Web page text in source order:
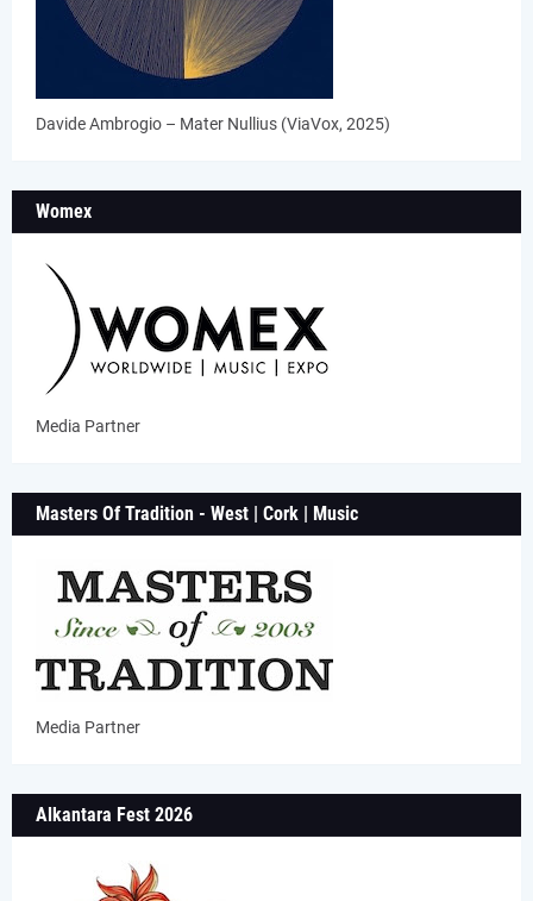
Davide Ambrogio – Mater Nullius (ViaVox, 2025)
Womex
Media Partner
Masters Of Tradition - West | Cork | Music
Media Partner
Alkantara Fest 2026